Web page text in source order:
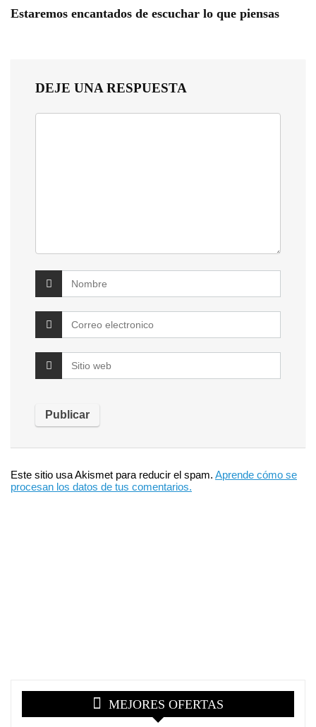
Estaremos encantados de escuchar lo que piensas
DEJE UNA RESPUESTA
Este sitio usa Akismet para reducir el spam. Aprende cómo se
procesan los datos de tus comentarios.
MEJORES OFERTAS